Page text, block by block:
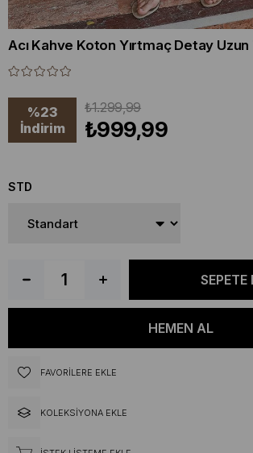
Acı Kahve Koton Yırtmaç Detay Uzun
%23
İndirim
₺1.299,99
₺999,99
STD
FAVORILERE EKLE
KOLEKSIYONA EKLE